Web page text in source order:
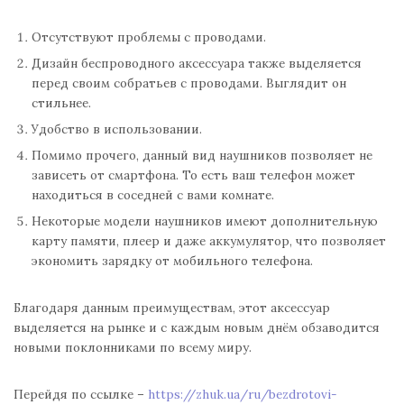
Отсутствуют проблемы с проводами.
Дизайн беспроводного аксессуара также выделяется
перед своим собратьев с проводами. Выглядит он
стильнее.
Удобство в использовании.
Помимо прочего, данный вид наушников позволяет не
зависеть от смартфона. То есть ваш телефон может
находиться в соседней с вами комнате.
Некоторые модели наушников имеют дополнительную
карту памяти, плеер и даже аккумулятор, что позволяет
экономить зарядку от мобильного телефона.
Благодаря данным преимуществам, этот аксессуар
выделяется на рынке и с каждым новым днём обзаводится
новыми поклонниками по всему миру.
Перейдя по ссылке – https://zhuk.ua/ru/bezdrotovi-